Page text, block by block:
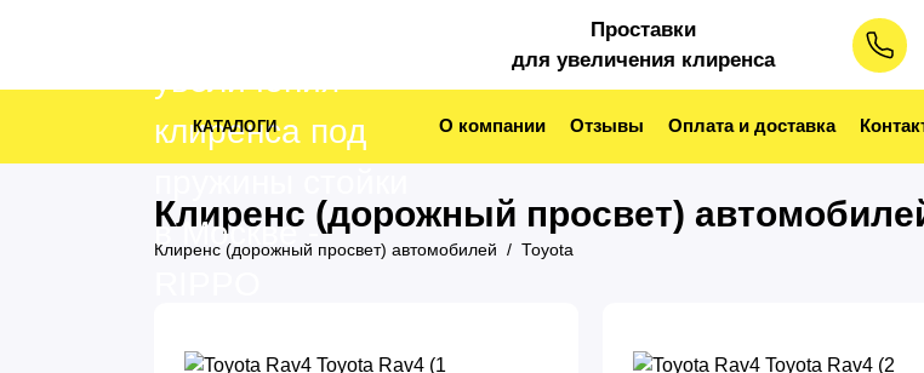
Проставки
для увеличения клиренса
КАТАЛОГИ О компании Отзывы Оплата и доставка
Клиренс (дорожный просвет)
Клиренс (дорожный просвет) автомобилей Toyota